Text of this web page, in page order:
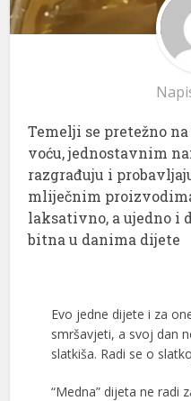
Temelji se pretežno
voću, jednostavnim
razgrađuju i
mliječnim
laksativno, a ujedno i
bitna u danima dijete
Evo jedne dijete i za
smršavjeti, a svoj dan
slatkiša. Radi se o
“Medna” dijeta ne radi